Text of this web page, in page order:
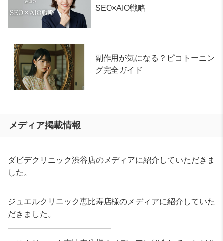
SEO×AIO戦略
副作用が気になる？ピコトーニン
グ完全ガイド
メディア掲載情報
ダビデクリニック渋谷店のメディアに紹介していただきま
した。
ジュエルクリニック恵比寿店様のメディアに紹介していた
だきました。